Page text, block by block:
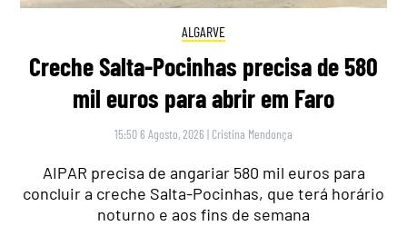
ALGARVE
Creche Salta-Pocinhas precisa de 580
mil euros para abrir em Faro
15:50 6 Agosto, 2026 | Cristina Mendonça
AIPAR precisa de angariar 580 mil euros para
concluir a creche Salta-Pocinhas, que terá horário
noturno e aos fins de semana